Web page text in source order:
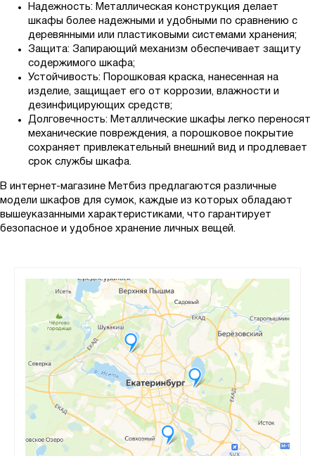
Надежность: Металлическая конструкция делает
шкафы более надежными и удобными по сравнению с
деревянными или пластиковыми системами хранения;
Защита: Запирающий механизм обеспечивает защиту
содержимого шкафа;
Устойчивость: Порошковая краска, нанесенная на
изделие, защищает его от коррозии, влажности и
дезинфицирующих средств;
Долговечность: Металлические шкафы легко переносят
механические повреждения, а порошковое покрытие
сохраняет привлекательный внешний вид и продлевает
срок службы шкафа.
В интернет-магазине Метбиз предлагаются различные
модели шкафов для сумок, каждые из которых обладают
вышеуказанными характеристиками, что гарантирует
безопасное и удобное хранение личных вещей.